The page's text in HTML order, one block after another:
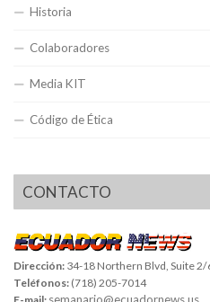
Historia
Colaboradores
Media KIT
Código de Ética
CONTACTO
Dirección: 34-18 Northern Blvd, Suite
Teléfonos: (718) 205-7014